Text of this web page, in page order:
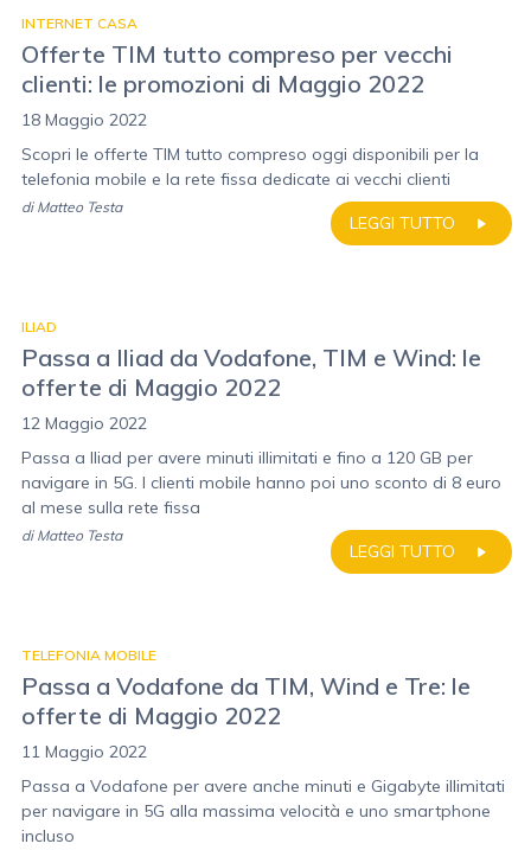
INTERNET CASA
Offerte TIM tutto compreso per vecchi
clienti: le promozioni di Maggio 2022
18 Maggio 2022
Scopri le offerte TIM tutto compreso oggi disponibili per la
telefonia mobile e la rete fissa dedicate ai vecchi clienti
LEGGI TUTTO
di Matteo Testa
ILIAD
Passa a Iliad da Vodafone, TIM e Wind: le
offerte di Maggio 2022
12 Maggio 2022
Passa a Iliad per avere minuti illimitati e fino a 120 GB per
navigare in 5G. I clienti mobile hanno poi uno sconto di 8 euro
al mese sulla rete fissa
LEGGI TUTTO
di Matteo Testa
TELEFONIA MOBILE
Passa a Vodafone da TIM, Wind e Tre: le
offerte di Maggio 2022
11 Maggio 2022
Passa a Vodafone per avere anche minuti e Gigabyte illimitati
per navigare in 5G alla massima velocità e uno smartphone
incluso